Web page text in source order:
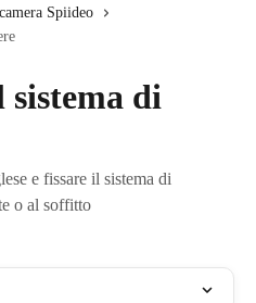
Spiideo
di
e fissare il sistema di
o al soffitto